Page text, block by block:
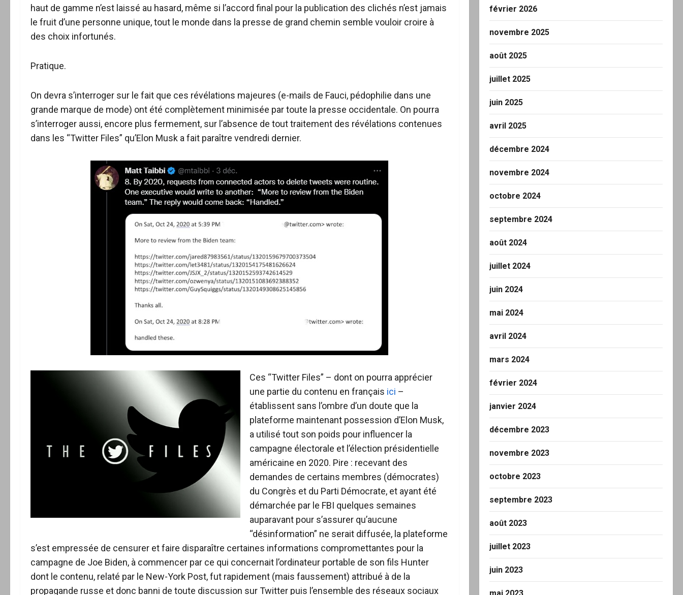
haut de gamme n’est laissé au hasard, même si l’accord final pour la publication des clichés n’est jamais
le fruit d’une personne unique, tout le monde dans la presse de grand chemin semble vouloir croire à
des choix infortunés.
Pratique.
On devra s’interroger sur le fait que ces révélations majeures (e-mails de Fauci, pédophilie dans une
grande marque de mode) ont été complètement minimisée par toute la presse occidentale. On pourra
s’interroger aussi, encore plus fermement, sur l’absence de tout traitement des révélations contenues
dans les “Twitter Files” qu’Elon Musk a fait paraître vendredi dernier.
Ces “Twitter Files” – dont on pourra apprécier
une partie du contenu en français ici –
établissent sans l’ombre d’un doute que la
plateforme maintenant possession d’Elon Musk,
a utilisé tout son poids pour influencer la
campagne électorale et l’élection présidentielle
américaine en 2020. Pire : recevant des
demandes de certains membres (démocrates)
du Congrès et du Parti Démocrate, et ayant été
démarchée par le FBI quelques semaines
auparavant pour s’assurer qu’aucune
“désinformation” ne serait diffusée, la plateforme
s’est empressée de censurer et faire disparaître certaines informations compromettantes pour la
campagne de Joe Biden, à commencer par ce qui concernait l’ordinateur portable de son fils Hunter
dont le contenu, relaté par le New-York Post, fut rapidement (mais faussement) attribué à de la
propagande russe et donc banni de toute discussion sur Twitter puis l’ensemble des réseaux sociaux
février 2026
novembre 2025
août 2025
juillet 2025
juin 2025
avril 2025
décembre 2024
novembre 2024
octobre 2024
septembre 2024
août 2024
juillet 2024
juin 2024
mai 2024
avril 2024
mars 2024
février 2024
janvier 2024
décembre 2023
novembre 2023
octobre 2023
septembre 2023
août 2023
juillet 2023
juin 2023